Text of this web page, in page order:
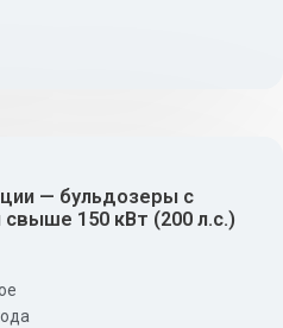
— бульдозеры с
150 кВт (200 л.с.)